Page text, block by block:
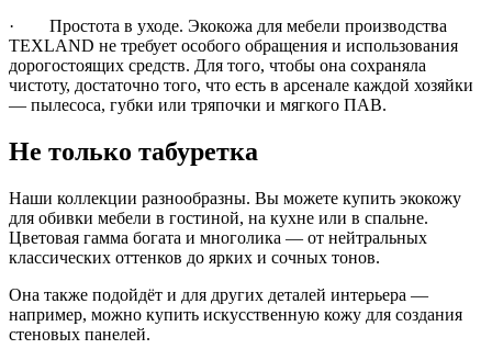
· Простота в уходе. Экокожа для мебели производства
TEXLAND не требует особого обращения и использования
дорогостоящих средств. Для того, чтобы она сохраняла
чистоту, достаточно того, что есть в арсенале каждой хозяйки
— пылесоса, губки или тряпочки и мягкого ПАВ.
Не только табуретка
Наши коллекции разнообразны. Вы можете купить экокожу
для обивки мебели в гостиной, на кухне или в спальне.
Цветовая гамма богата и многолика — от нейтральных
классических оттенков до ярких и сочных тонов.
Она также подойдёт и для других деталей интерьера —
например, можно купить искусственную кожу для создания
стеновых панелей.